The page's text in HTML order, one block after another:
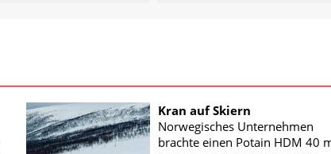
Kran auf Skiern
Norwegisches Unternehmen
brachte einen Potain HDM 40